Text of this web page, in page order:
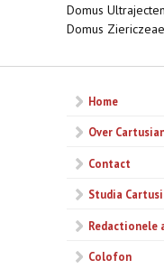
Domus
Domus
Home
Over
Contact
Studia
Colofon